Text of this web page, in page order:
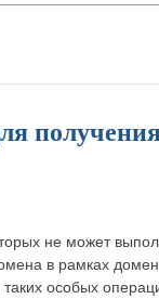
не может
в рамках
особых